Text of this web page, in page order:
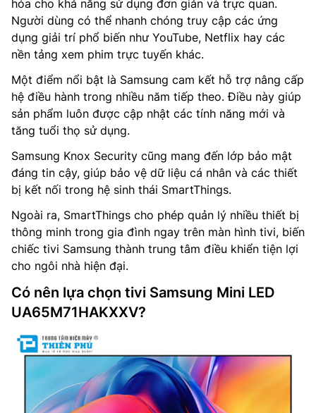
hóa cho khả năng sử dụng đơn giản và trực quan.
Người dùng có thể nhanh chóng truy cập các ứng
dụng giải trí phổ biến như YouTube, Netflix hay các
nền tảng xem phim trực tuyến khác.
Một điểm nổi bật là Samsung cam kết hỗ trợ nâng cấp
hệ điều hành trong nhiều năm tiếp theo. Điều này giúp
sản phẩm luôn được cập nhật các tính năng mới và
tăng tuổi thọ sử dụng.
Samsung Knox Security cũng mang đến lớp bảo mật
đáng tin cậy, giúp bảo vệ dữ liệu cá nhân và các thiết
bị kết nối trong hệ sinh thái SmartThings.
Ngoài ra, SmartThings cho phép quản lý nhiều thiết bị
thông minh trong gia đình ngay trên màn hình tivi, biến
chiếc tivi Samsung thành trung tâm điều khiển tiện lợi
cho ngôi nhà hiện đại.
Có nên lựa chọn tivi Samsung Mini LED
UA65M71HAKXXV?